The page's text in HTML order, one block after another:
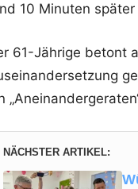
10 Minuten
61-Jährige betont
NÄCHSTER ARTIKEL: